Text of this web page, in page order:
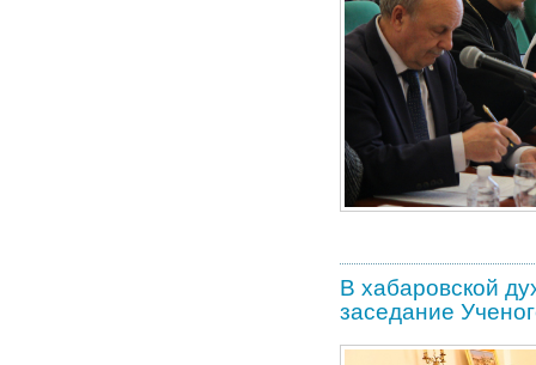
В хабаровской
заседание